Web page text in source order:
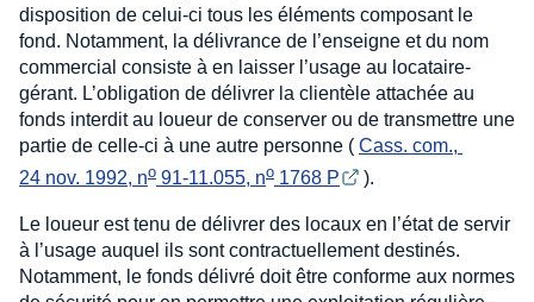
disposition de celui-ci tous les éléments composant le
fond. Notamment, la délivrance de l’enseigne et du nom
commercial consiste à en laisser l’usage au locataire-
gérant. L’obligation de délivrer la clientèle attachée au
fonds interdit au loueur de conserver ou de transmettre une
partie de celle-ci à une autre personne ( Cass. com.,
24 nov. 1992, no 91-11.055, no 1768 P ).
Le loueur est tenu de délivrer des locaux en l’état de servir
à l’usage auquel ils sont contractuellement destinés.
Notamment, le fonds délivré doit être conforme aux normes